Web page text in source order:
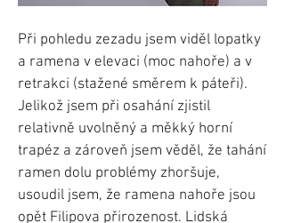
Při pohledu zezadu jsem viděl lopatky
a ramena v elevaci (moc nahoře) a v
retrakci (stažené směrem k páteři).
Jelikož jsem při osahání zjistil
relativně uvolněný a měkký horní
trapéz a zároveň jsem věděl, že tahání
ramen dolu problémy zhoršuje,
usoudil jsem, že ramena nahoře jsou
opět Filipova přirozenost. Lidská